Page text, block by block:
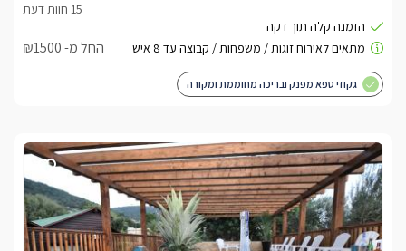
החל מ- ₪1500
גקוזי ספא מפנק ובריכה מחוממת ומקורה